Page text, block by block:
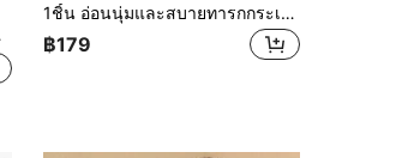
1ชิ้น อ่อนนุ่มและสบายทารกกระเป๋านอน, เสื้อนอนผ้าพันตัวระบายอากาศฤดูร้อน, เด็กป้องกันการถีบผ้าห่ม, เหมาะสำหรับห้องแอร์ฤดูร้อน. ของขวัญที่สมบูรณ์แบบสำหรับงานฉลองรับลูกน้อย, วันวาเลนไทน์
฿179